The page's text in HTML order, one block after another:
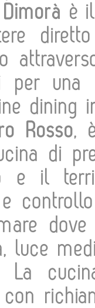
Dimorà è
per una
dining
Rosso,
di
e il
e
luce
La